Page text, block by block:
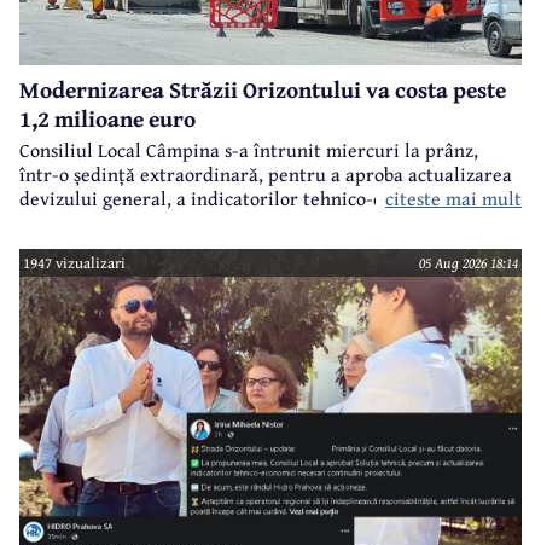
Modernizarea Străzii Orizontului va costa peste
1,2 milioane euro
Consiliul Local Câmpina s-a întrunit miercuri la prânz,
într-o ședință extraordinară, pentru a aproba actualizarea
devizului general, a indicatorilor tehnico-economici și a
realizarea modernizării Străzii Orizontului, obiectiv
finanțat prin Programul Național de Investiții ”Anghel
Saligny”.
citeste mai mult
1947 vizualizari 05 Aug 2026 18:14